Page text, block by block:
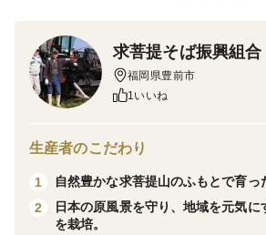
【石臼挽きだから美味しい】
実を石臼でひくため、香りが飛ばず
求菩提そば振興組合
福岡県豊前市
1いいね
生産者のこだわり
1
自然豊かな求菩提山のふもとで育っ
2
日本の原風景を守り、地域を元気に
を栽培。